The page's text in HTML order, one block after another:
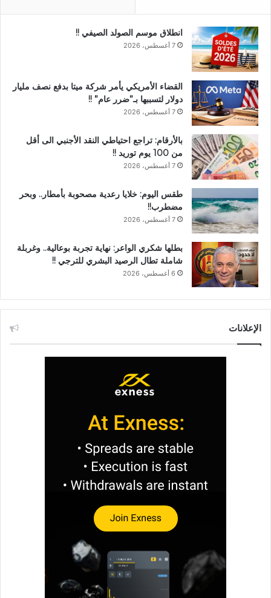
انطلاق موسم الصولد الصيفي !!
7 أغسطس، 2026
القضاء الأمريكي يأمر شركة ميتا بدفع نصف مليار
دولار لتسببها بـ”ضرر عام” !!
7 أغسطس، 2026
بالأرقام: تراجع احتياطي النقد الأجنبي الى أقل
من 100 يوم توريد !!
7 أغسطس، 2026
طقس اليوم: خلايا رعدية مصحوبة بأمطار.. وبحر
مضطرب!!
7 أغسطس، 2026
بطلها شكري الواعر: نهاية تجربة بوعالية.. وغربلة
شاملة تطال الرصيد البشري للترجي !!
6 أغسطس، 2026
الإعلانات